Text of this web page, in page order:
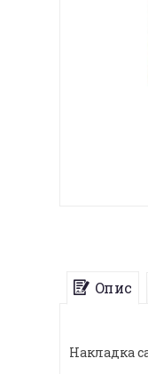
Опис
Накладка